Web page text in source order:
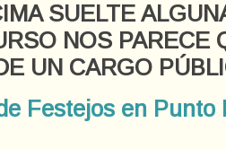
SUELTE
NOS PARECE
UN CARGO
Festejos en Punto